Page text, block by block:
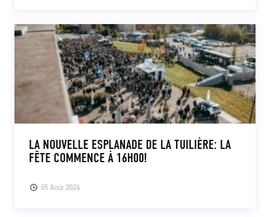
05 Août 2026
LA NOUVELLE ESPLANADE DE LA TUILIÈRE: LA
FÊTE COMMENCE À 16H00!